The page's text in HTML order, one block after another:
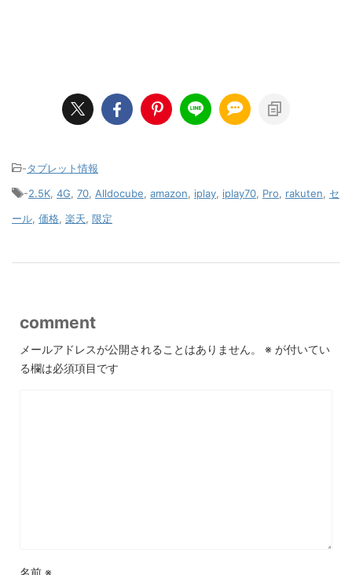
-タブレット情報
-2.5K 4G 70 Alldocube amazon iplay iplay70 Pro rakuten
セ
ール 価格 楽天 限定
comment
メールアドレスが公開されることはありません。 ※ が付いてい
る欄は必須項目です
名前 ※